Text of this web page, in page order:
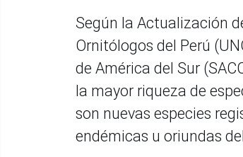
Según la Actualización
Ornitólogos del Perú
de América del Sur
la mayor riqueza de
son nuevas especies
endémicas u oriundas